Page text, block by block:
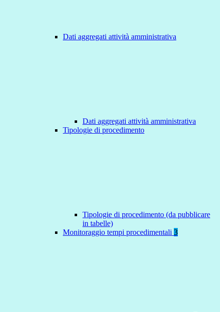
Dati aggregati attività amministrativa
Dati aggregati attività amministrativa
Tipologie di procedimento
Tipologie di procedimento (da pubblicare
in tabelle)
Monitoraggio tempi procedimentali 3